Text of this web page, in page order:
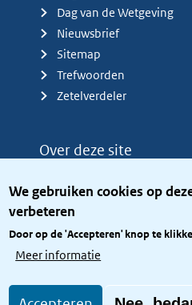
We gebruiken cookies op
verbeteren
Door op de 'Accepteren' knop te
Meer informatie
Dag van de Wetgeving
Nieuwsbrief
Sitemap
Trefwoorden
Zetelverdeler
Over deze site
Privacy
Toegang site openbaar
Toegankelijkheid